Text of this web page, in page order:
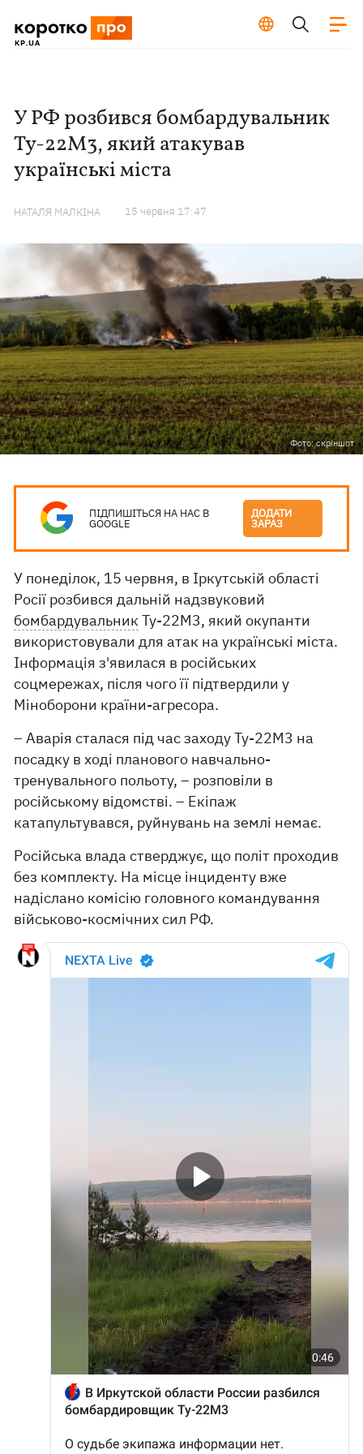
У РФ розбився бомбардувальник
Ту-22М3, який атакував
українські міста
НАТАЛЯ МАЛКІНА 15 червня 17:47
Фото: скріншот
ПІДПИШІТЬСЯ НА НАС В
GOOGLE
ДОДАТИ
ЗАРАЗ
У понеділок, 15 червня, в Іркутській області
Росії розбився дальній надзвуковий
бомбардувальникТу-22М3, який окупанти
використовували для атак на українські міста.
Інформація з'явилася в російських
соцмережах, після чого її підтвердили у
Міноборони країни-агресора.
– Аварія сталася під час заходу Ту-22М3 на
посадку в ході планового навчально-
тренувального польоту, – розповіли в
російському відомстві. – Екіпаж
катапультувався, руйнувань на землі немає.
Російська влада стверджує, що політ проходив
без комплекту. На місце інциденту вже
надіслано комісію головного командування
військово-космічних сил РФ.